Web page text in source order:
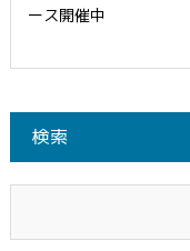
ース開催中
検索